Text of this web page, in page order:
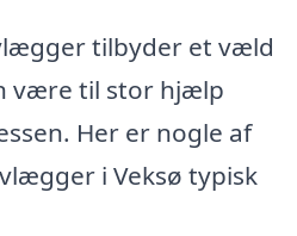
tilbyder et væld
være til stor hjælp
Her er nogle af
i Veksø typisk